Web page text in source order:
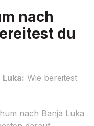
nach
du
Luka: Wie bereitest
nach Banja Luka